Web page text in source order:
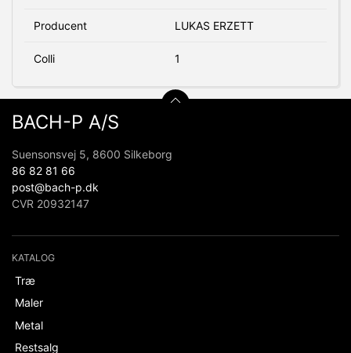
Producent LUKAS ERZETT
Colli 1
BACH-P A/S
Suensonsvej 5, 8600 Silkeborg
86 82 81 66
post@bach-p.dk
CVR 20932147
KATALOG
Træ
Maler
Metal
Restsalg